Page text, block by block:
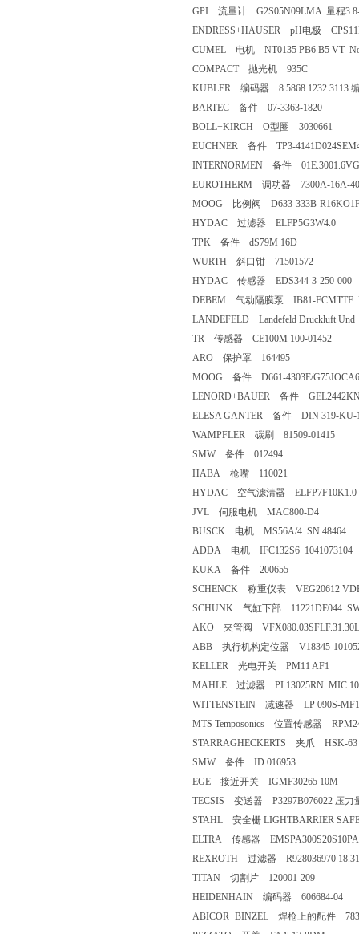
GPI 流量计 G2S05N09LMA 量程
ENDRESS+HAUSER pH电极
CUMEL 电机 NT0135 PB6 B5 VT No
COMPACT 抛光机 935C
KUBLER 编码器 8.5868.1232.3113
BARTEC 备件 07-3363-1820
BOLL+KIRCH O型圈 3030661
EUCHNER 备件 TP3-
INTERNORMEN 备件
EUROTHERM 调功器 7300A-16A-
MOOG 比例阀 D633-333B-
HYDAC 过滤器 ELFP5G3W4.0
TPK 备件 dS79M 16D
WURTH 斜口钳 71501572
HYDAC 传感器 EDS344-3-250-000
DEBEM 气动隔膜泵 IB81-FCMTTF
LANDEFELD Landefeld Druckluft Und
TR 传感器 CE100M 100-01452
ARO 保护罩 164495
MOOG 备件 D661-4303E/
LENORD+BAUER 备件
ELESA GANTER 备件 DIN 319-KU-
WAMPFLER 碳刷 81509-01415
SMW 备件 012494
HABA 枪嘴 110021
HYDAC 空气滤清器 ELFP7F10K1.0
JVL 伺服电机 MAC800-D4
BUSCK 电机 MS56A/4 SN:48464
ADDA 电机 IFC132S6 1041073104
KUKA 备件 200655
SCHENCK 称重仪表 VEG20612
SCHUNK 气缸下部 11221DE044
AKO 夹管阀
ABB 执行机构定位器 V18345-
KELLER 光电开关 PM11 AF1
MAHLE 过滤器 PI 13025RN MIC 10
WITTENSTEIN 减速器 LP 090S-MF1-
MTS Temposonics 位置传感器
STARRAGHECKERTS 夹爪 HSK-63
SMW 备件 ID:016953
EGE 接近开关 IGMF30265 10M
TECSIS 变送器 P3297B076022 压力
STAHL 安全栅 LIGHTBARRIER
ELTRA 传感器 EMSPA300S20S10PA
REXROTH 过滤器 R928036970
TITAN 切割片 120001-209
HEIDENHAIN 编码器 606684-04
ABICOR+BINZEL 焊枪上的配件